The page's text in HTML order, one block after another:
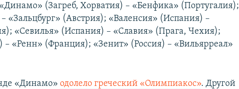
(Загреб, Хорватия) – «Бенфика» (Португалия);
«Зальцбург» (Австрия); «Валенсия» (Испания) –
«Севилья» (Испания) – «Славия» (Прага, Чехия);
– «Ренн» (Франция); «Зенит» (Россия) – «Вильярреал»
«Динамо»одолело греческий «Олимпиакос». Другой